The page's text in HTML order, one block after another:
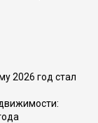
2026 год стал